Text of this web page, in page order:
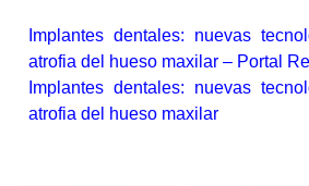
Implantes dentales: nuevas
atrofia del hueso maxilar – Portal
Implantes dentales: nuevas
atrofia del hueso maxilar